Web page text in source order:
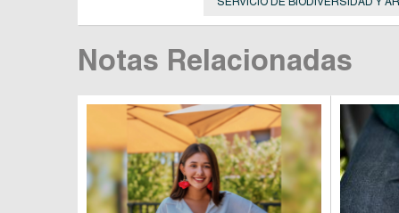
Notas Relacionadas